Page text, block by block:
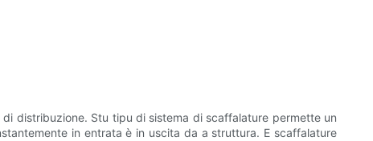
distribuzione. Stu tipu di sistema di scaffalature permette un
in entrata è in uscita da a struttura. E scaffalature